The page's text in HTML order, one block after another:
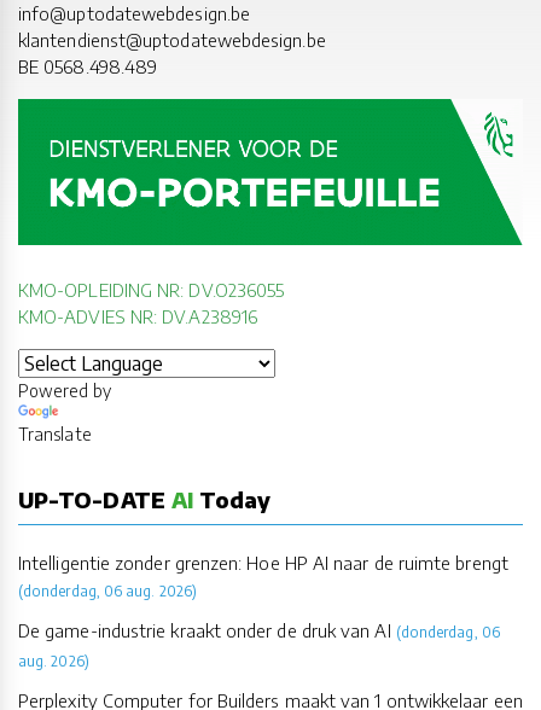
info@uptodatewebdesign.be
klantendienst@uptodatewebdesign.be
BE 0568.498.489
KMO-OPLEIDING NR: DV.O236055
KMO-ADVIES NR: DV.A238916
Powered by
Translate
UP-TO-DATE AI Today
Intelligentie zonder grenzen: Hoe HP AI naar de ruimte brengt
(donderdag, 06 aug. 2026)
De game-industrie kraakt onder de druk van AI (donderdag, 06
aug. 2026)
Perplexity Computer for Builders maakt van 1 ontwikkelaar een